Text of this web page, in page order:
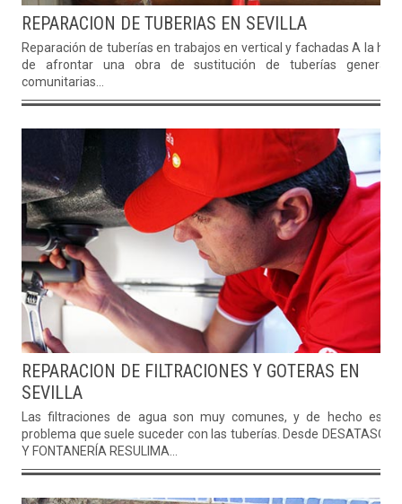
REPARACION DE TUBERIAS EN SEVILLA
Reparación de tuberías en trabajos en vertical y fachadas A la hora
de afrontar una obra de sustitución de tuberías generales
comunitarias...
REPARACION DE FILTRACIONES Y GOTERAS EN
SEVILLA
Las filtraciones de agua son muy comunes, y de hecho es un
problema que suele suceder con las tuberías. Desde DESATASCOS
Y FONTANERÍA RESULIMA...